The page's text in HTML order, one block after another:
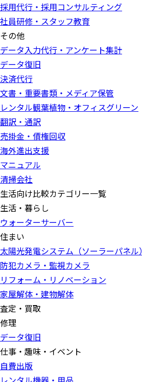
採用代行・採用コンサルティング
社員研修・スタッフ教育
その他
データ入力代行・アンケート集計
データ復旧
決済代行
文書・重要書類・メディア保管
レンタル観葉植物・オフィスグリーン
翻訳・通訳
売掛金・債権回収
海外進出支援
マニュアル
清掃会社
生活向け比較カテゴリー一覧
生活・暮らし
ウォーターサーバー
住まい
太陽光発電システム（ソーラーパネル）
防犯カメラ・監視カメラ
リフォーム・リノベーション
家屋解体・建物解体
査定・買取
修理
データ復旧
仕事・趣味・イベント
自費出版